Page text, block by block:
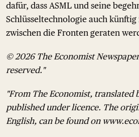
dafür, dass ASML und seine
Schlüsseltechnologie auch
zwischen die Fronten geraten
© 2026 The Economist
reserved."
"From The Economist, translated
published under licence. The
English, can be found on